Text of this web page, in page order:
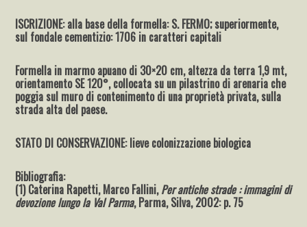
ISCRIZIONE: alla base della formella: S. FERMO; superiormente,
sul fondale cementizio: 1706 in caratteri capitali
Formella in marmo apuano di 30×20 cm, altezza da terra 1,9 mt,
orientamento SE 120°, collocata su un pilastrino di arenaria che
poggia sul muro di contenimento di una proprietà privata, sulla
strada alta del paese.
STATO DI CONSERVAZIONE: lieve colonizzazione biologica
Bibliografia:
(1) Caterina Rapetti, Marco Fallini,Per antiche strade : immagini di
devozione lungo la Val Parma, Parma, Silva, 2002: p. 75